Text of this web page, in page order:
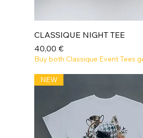
Aperçu rapide
CLASSIQUE NIGHT TEE
Prix
40,00 €
Buy both Classique Event Tees
NEW